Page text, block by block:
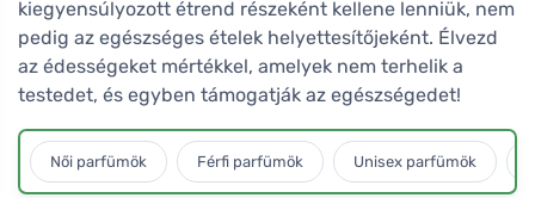
kiegyensúlyozott étrend részeként kellene lenniük, nem
pedig az egészséges ételek helyettesítőjeként. Élvezd
az édességeket mértékkel, amelyek nem terhelik a
testedet, és egyben támogatják az egészségedet!
Női parfümök Férfi parfümök Unisex parfümök